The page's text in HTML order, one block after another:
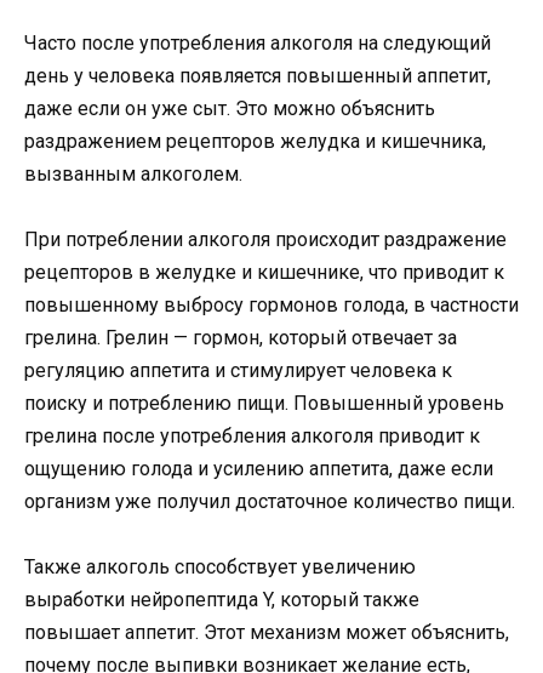
Часто после употребления алкоголя на следующий
день у человека появляется повышенный аппетит,
даже если он уже сыт. Это можно объяснить
раздражением рецепторов желудка и кишечника,
вызванным алкоголем.
При потреблении алкоголя происходит раздражение
рецепторов в желудке и кишечнике, что приводит к
повышенному выбросу гормонов голода, в частности
грелина. Грелин — гормон, который отвечает за
регуляцию аппетита и стимулирует человека к
поиску и потреблению пищи. Повышенный уровень
грелина после употребления алкоголя приводит к
ощущению голода и усилению аппетита, даже если
организм уже получил достаточное количество пищи.
Также алкоголь способствует увеличению
выработки нейропептида Y, который также
повышает аппетит. Этот механизм может объяснить,
почему после выпивки возникает желание есть,